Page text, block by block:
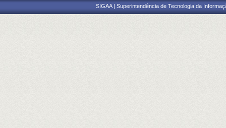
SIGAA | Superintendência de Tecnologia da